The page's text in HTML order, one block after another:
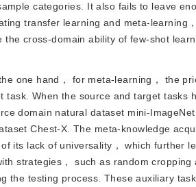
categories. It also fails to leave
transfer learning and meta-learning
cross-domain ability of few-shot
one hand， for meta-learning， the
When the source and target tasks
domain natural dataset mini-
Chest-X. The meta-knowledge
its lack of universality， which further
strategies， such as random
the testing process. These auxiliary